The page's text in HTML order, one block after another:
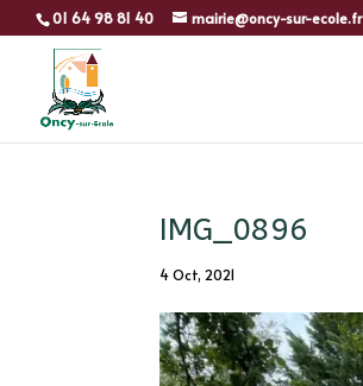
01 64 98 81 40 mairie@oncy-sur-ecole.fr
IMG_0896
4 Oct, 2021